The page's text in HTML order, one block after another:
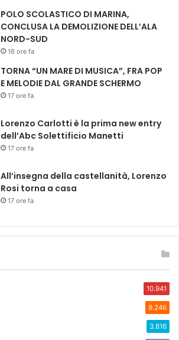
POLO SCOLASTICO DI MARINA,
CONCLUSA LA DEMOLIZIONE DELL’ALA
NORD-SUD
16 ore fa
TORNA “UN MARE DI MUSICA”, FRA POP
E MELODIE DAL GRANDE SCHERMO
17 ore fa
Lorenzo Carlotti è la prima new entry
dell’Abc Solettificio Manetti
17 ore fa
All’insegna della castellanità, Lorenzo
Rosi torna a casa
17 ore fa
10.941
9.246
3.816